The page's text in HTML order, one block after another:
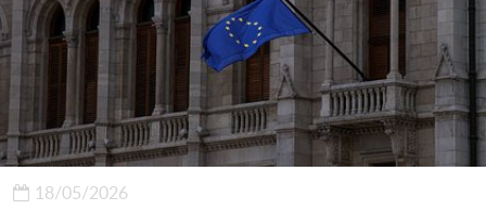
18/05/2026